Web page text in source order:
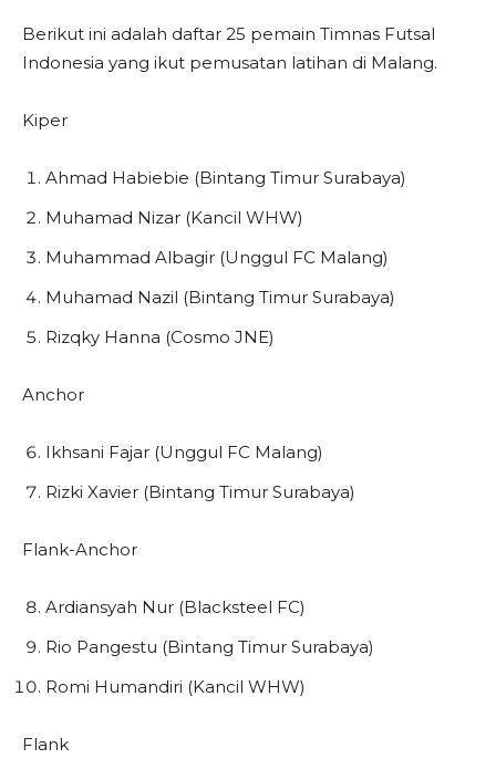
Berikut ini adalah daftar 25 pemain Timnas Futsal
Indonesia yang ikut pemusatan latihan di Malang.
Kiper
Ahmad Habiebie (Bintang Timur Surabaya)
Muhamad Nizar (Kancil WHW)
Muhammad Albagir (Unggul FC Malang)
Muhamad Nazil (Bintang Timur Surabaya)
Rizqky Hanna (Cosmo JNE)
Anchor
Ikhsani Fajar (Unggul FC Malang)
Rizki Xavier (Bintang Timur Surabaya)
Flank-Anchor
Ardiansyah Nur (Blacksteel FC)
Rio Pangestu (Bintang Timur Surabaya)
Romi Humandiri (Kancil WHW)
Flank